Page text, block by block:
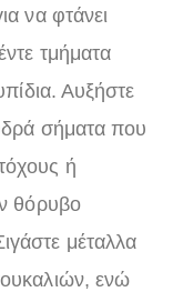
να φτάνει
τμήματα
Αυξήστε
σήματα που
ή
θόρυβο
μέταλλα
ενώ